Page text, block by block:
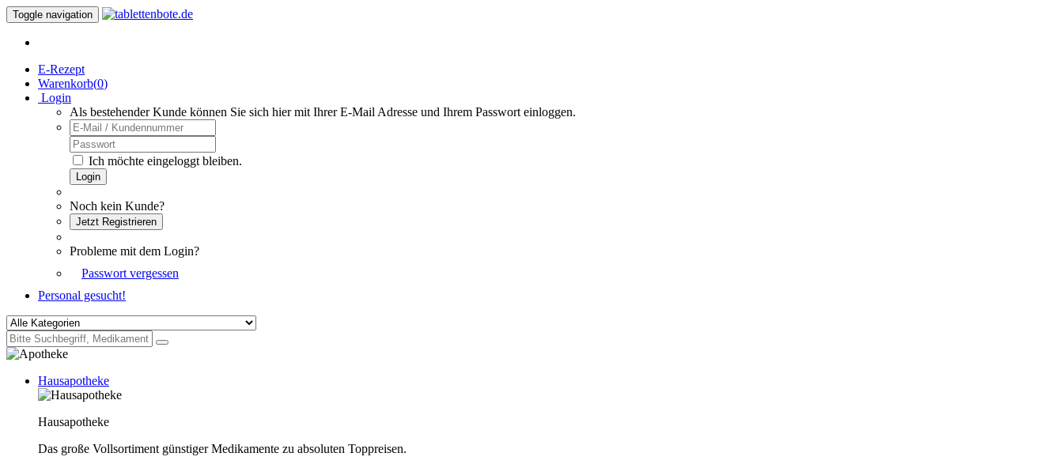
Toggle navigation
E-Rezept
Warenkorb(0)
Login
Als bestehender Kunde können Sie sich hier mit Ihrer E-Mail Adresse und Ihrem Passwort einloggen.
Ich möchte eingeloggt bleiben.
Login
Noch kein Kunde?
Jetzt Registrieren
Probleme mit dem Login?
Passwort vergessen
Personal gesucht!
Hausapotheke
Hausapotheke
Das große Vollsortiment günstiger Medikamente zu absoluten Toppreisen.